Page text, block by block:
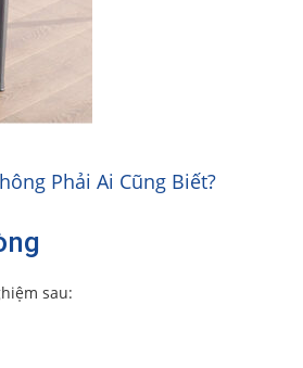
Phải Ai Cũng Biết?
sau: